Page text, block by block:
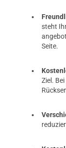
steht
Seite.
Ziel.